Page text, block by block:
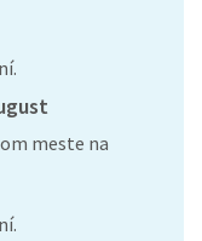
meste na